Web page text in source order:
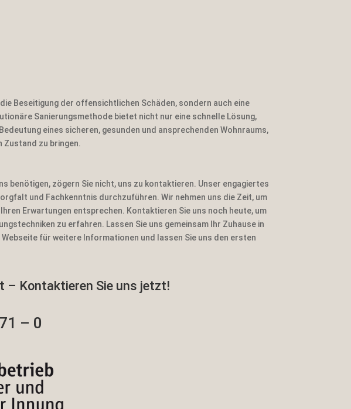
Beseitigung der offensichtlichen Schäden, sondern auch eine
Sanierungsmethode bietet nicht nur eine schnelle Lösung,
eines sicheren, gesunden und ansprechenden Wohnraums,
Zustand zu bringen.
zögern Sie nicht, uns zu kontaktieren. Unser engagiertes
und Fachkenntnis durchzuführen. Wir nehmen uns die Zeit, um
Erwartungen entsprechen. Kontaktieren Sie uns noch heute, um
zu erfahren. Lassen Sie uns gemeinsam Ihr Zuhause in
für weitere Informationen und lassen Sie uns den ersten
– Kontaktieren Sie uns jetzt!
– 0
Malermeist